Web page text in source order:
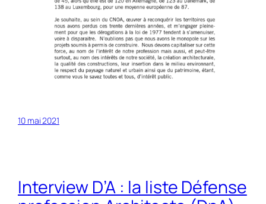
10 mai 2021
Interview D’A : la liste Défense